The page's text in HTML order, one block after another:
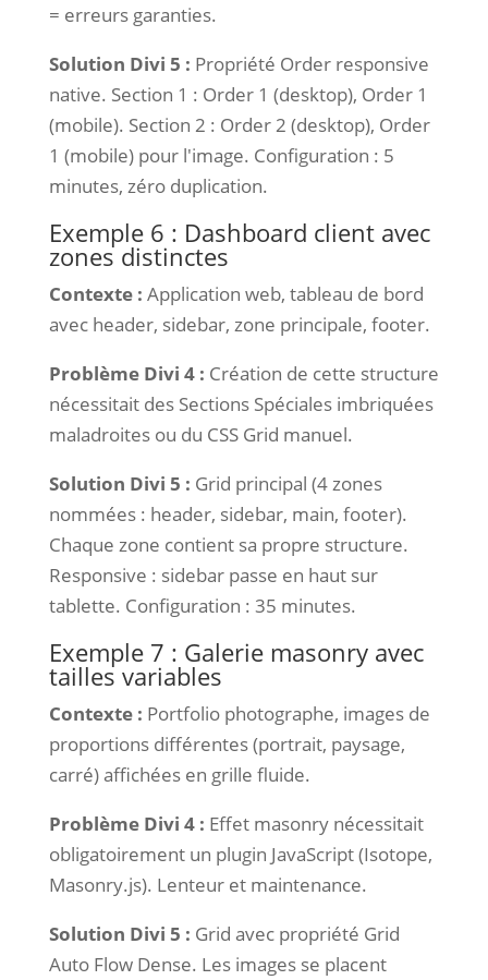
= erreurs garanties.
Solution Divi 5 : Propriété Order responsive
native. Section 1 : Order 1 (desktop), Order 1
(mobile). Section 2 : Order 2 (desktop), Order
1 (mobile) pour l'image. Configuration : 5
minutes, zéro duplication.
Exemple 6 : Dashboard client avec
zones distinctes
Contexte : Application web, tableau de bord
avec header, sidebar, zone principale, footer.
Problème Divi 4 : Création de cette structure
nécessitait des Sections Spéciales imbriquées
maladroites ou du CSS Grid manuel.
Solution Divi 5 : Grid principal (4 zones
nommées : header, sidebar, main, footer).
Chaque zone contient sa propre structure.
Responsive : sidebar passe en haut sur
tablette. Configuration : 35 minutes.
Exemple 7 : Galerie masonry avec
tailles variables
Contexte : Portfolio photographe, images de
proportions différentes (portrait, paysage,
carré) affichées en grille fluide.
Problème Divi 4 : Effet masonry nécessitait
obligatoirement un plugin JavaScript (Isotope,
Masonry.js). Lenteur et maintenance.
Solution Divi 5 : Grid avec propriété Grid
Auto Flow Dense. Les images se placent